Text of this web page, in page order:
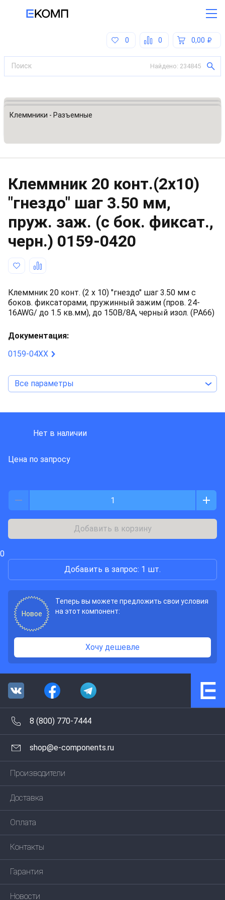
0,00
0
0
Найдено: 234845
Все категории
Разъемы, соединители
Клеммники - Разъемные
Клеммник 20 конт.(2x10)
"гнездо" шаг 3.50 мм,
пруж. заж. (с бок. фиксат.,
черн.) 0159-0420
Клеммник 20 конт. (2 x 10) "гнездо" шаг 3.50 мм с
боков. фиксаторами, пружинный зажим (пров. 24-
16AWG/ до 1.5 кв.мм), до 150В/8А, черный изол. (PA66)
Документация:
0159-04XX
Все параметры
DINKLE INTERNATIONAL
Нет в наличии
Цена по запросу
Добавить в корзину
0
Добавить в запрос: 1 шт.
Новое
Теперь вы можете предложить свои условия
на этот компонент:
Хочу дешевле
8 (800) 770-7444
shop@e-components.ru
Производители
Доставка
Оплата
Контакты
Гарантия
Новости